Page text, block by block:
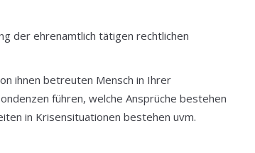
der ehrenamtlich tätigen rechtlichen
ihnen betreuten Mensch in Ihrer
führen, welche Ansprüche bestehen
in Krisensituationen bestehen uvm.